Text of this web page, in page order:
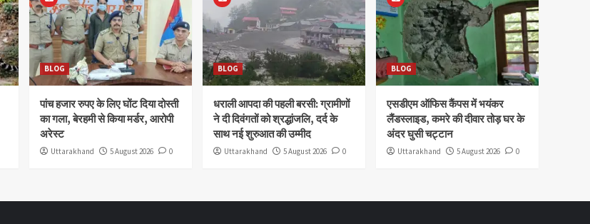
BLOG
पांच हजार रुपए के लिए घोंट दिया दोस्ती
का गला, बेरहमी से किया मर्डर, आरोपी
अरेस्ट
Uttarakhand 5 August 2026 0
BLOG
धराली आपदा की पहली बरसी: ग्रामीणों
ने दी दिवंगतों को श्रद्धांजलि, दर्द के
साथ नई शुरुआत की उम्मीद
Uttarakhand 5 August 2026 0
BLOG
एसडीएम ऑफिस कैंपस में भयंकर
लैंडस्लाइड, कमरे की दीवार तोड़ घर के
अंदर घुसी चट्टान
Uttarakhand 5 August 2026 0